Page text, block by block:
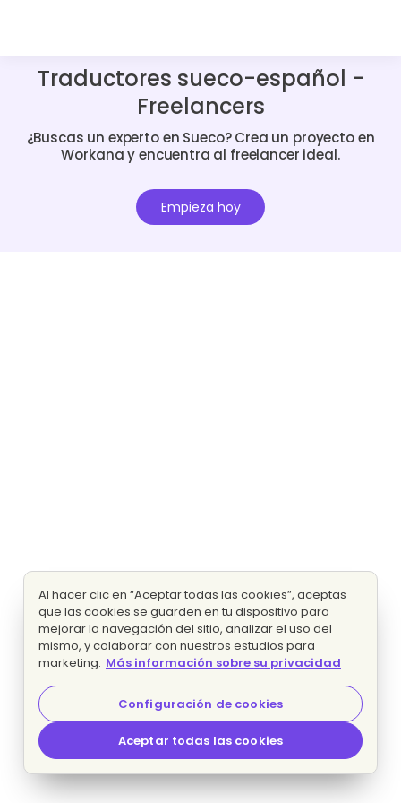
Traductores sueco-español -
Freelancers
¿Buscas un experto en Sueco? Crea un proyecto en
Workana y encuentra al freelancer ideal.
Empieza hoy
Al hacer clic en “Aceptar todas las cookies”, aceptas
que las cookies se guarden en tu dispositivo para
mejorar la navegación del sitio, analizar el uso del
mismo, y colaborar con nuestros estudios para
marketing. Más información sobre su privacidad
Configuración de cookies
Aceptar todas las cookies